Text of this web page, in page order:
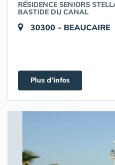
RÉSIDENCE SENIORS
BASTIDE DU CANAL
30300 - BEAUCAIRE
Plus d'infos